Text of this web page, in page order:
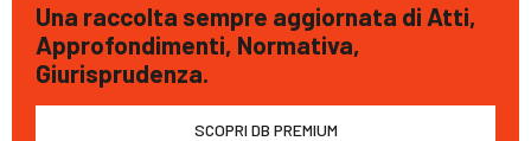
Una raccolta sempre aggiornata di Atti,
Approfondimenti, Normativa,
Giurisprudenza.
SCOPRI DB PREMIUM